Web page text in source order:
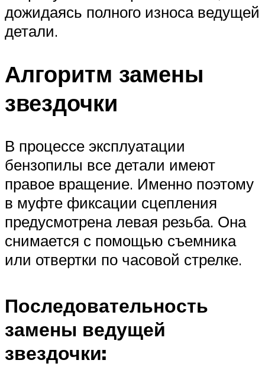
дожидаясь полного износа ведущей
детали.
Алгоритм замены
звездочки
В процессе эксплуатации
бензопилы все детали имеют
правое вращение. Именно поэтому
в муфте фиксации сцепления
предусмотрена левая резьба. Она
снимается с помощью съемника
или отвертки по часовой стрелке.
Последовательность
замены ведущей
звездочки: